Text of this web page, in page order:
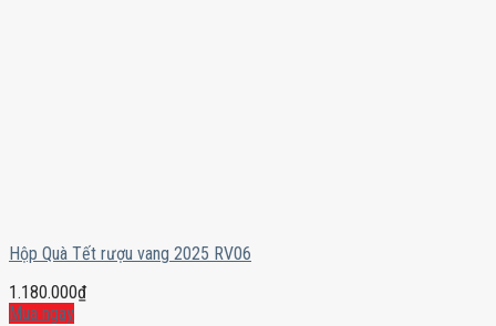
Hộp Quà Tết rượu vang 2025 RV06
1.180.000₫
Mua ngay